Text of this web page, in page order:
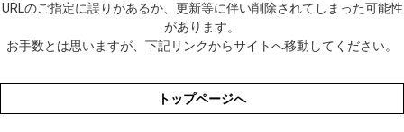
URLのご指定に誤りがあるか、更新等に伴い削除されてしまった可能性
があります。
お手数とは思いますが、下記リンクからサイトへ移動してください。
トップページへ